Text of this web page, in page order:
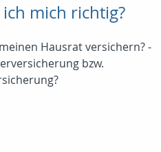
mich richtig?
Hausrat versichern? -
bzw.